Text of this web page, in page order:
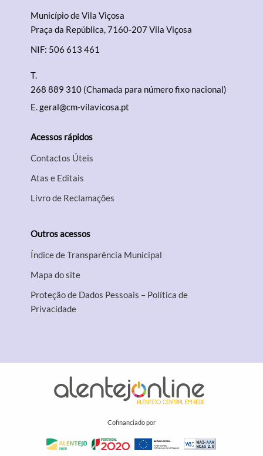
Município de Vila Viçosa
Praça da República, 7160-207 Vila Viçosa
NIF: 506 613 461
T.
268 889 310 (Chamada para número fixo nacional)
E.geral@cm-vilavicosa.pt
Acessos rápidos
Contactos Úteis
Atas e Editais
Livro de Reclamações
Outros acessos
Índice de Transparência Municipal
Mapa do site
Proteção de Dados Pessoais – Política de
Privacidade
Cofinanciado por